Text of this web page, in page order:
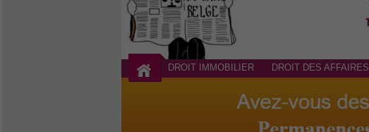
DROIT IMMOBILIER DROIT DES AFFAIRES